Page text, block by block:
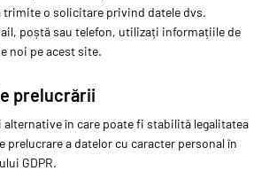
trimite o solicitare privind datele dvs.
poștă sau telefon, utilizați informațiile de
noi pe acest site.
prelucrării
alternative în care poate fi stabilită legalitatea
prelucrare a datelor cu caracter personal în
GDPR.